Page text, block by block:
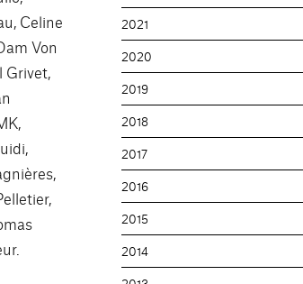
Celine
Von
Grivet,
2021
2020
2019
2018
2017
2016
2015
2014